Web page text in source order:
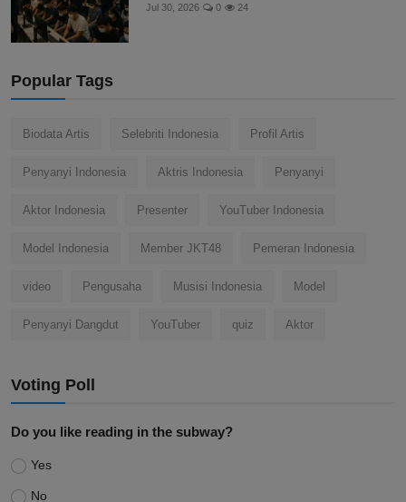
Jul 30, 2026 0 24
Popular Tags
Biodata Artis Selebriti Indonesia Profil Artis
Penyanyi Indonesia Aktris Indonesia Penyanyi
Aktor Indonesia Presenter YouTuber Indonesia
Model Indonesia Member JKT48 Pemeran Indonesia
video Pengusaha Musisi Indonesia Model
Penyanyi Dangdut YouTuber quiz Aktor
Voting Poll
Do you like reading in the subway?
Yes
No